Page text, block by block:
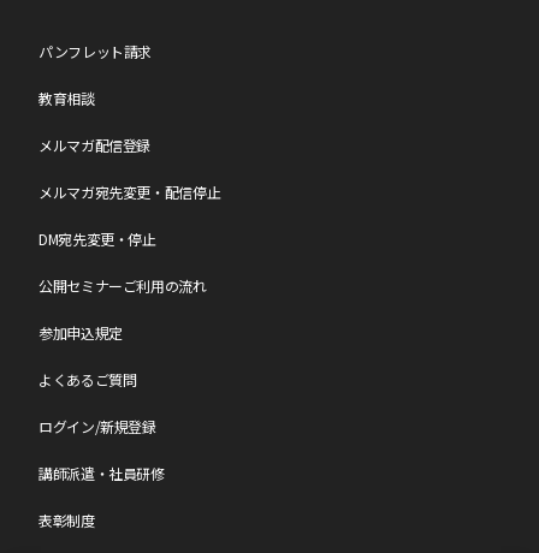
パンフレット請求
教育相談
メルマガ配信登録
メルマガ宛先変更・配信停止
DM宛先変更・停止
公開セミナーご利用の流れ
参加申込規定
よくあるご質問
ログイン/新規登録
講師派遣・社員研修
表彰制度